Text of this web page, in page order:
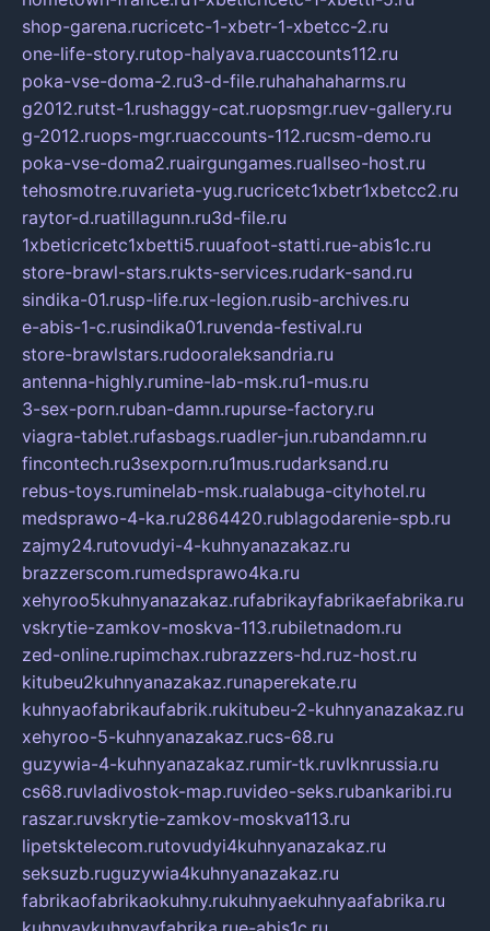
shop-garena.rucricetc-1-xbetr-1-xbetcc-2.ru
one-life-story.rutop-halyava.ruaccounts112.ru
poka-vse-doma-2.ru3-d-file.ruhahahaharms.ru
g2012.rutst-1.rushaggy-cat.ruopsmgr.ruev-gallery.ru
g-2012.ruops-mgr.ruaccounts-112.rucsm-demo.ru
poka-vse-doma2.ruairgungames.ruallseo-host.ru
tehosmotre.ruvarieta-yug.rucricetc1xbetr1xbetcc2.ru
raytor-d.ruatillagunn.ru3d-file.ru
1xbeticricetc1xbetti5.ruuafoot-statti.rue-abis1c.ru
store-brawl-stars.rukts-services.rudark-sand.ru
sindika-01.rusp-life.rux-legion.rusib-archives.ru
e-abis-1-c.rusindika01.ruvenda-festival.ru
store-brawlstars.rudooraleksandria.ru
antenna-highly.rumine-lab-msk.ru1-mus.ru
3-sex-porn.ruban-damn.rupurse-factory.ru
viagra-tablet.rufasbags.ruadler-jun.rubandamn.ru
fincontech.ru3sexporn.ru1mus.rudarksand.ru
rebus-toys.ruminelab-msk.rualabuga-cityhotel.ru
medsprawo-4-ka.ru2864420.rublagodarenie-spb.ru
zajmy24.rutovudyi-4-kuhnyanazakaz.ru
brazzerscom.rumedsprawo4ka.ru
xehyroo5kuhnyanazakaz.rufabrikayfabrikaefabrika.ru
vskrytie-zamkov-moskva-113.rubiletnadom.ru
zed-online.rupimchax.rubrazzers-hd.ruz-host.ru
kitubeu2kuhnyanazakaz.runaperekate.ru
kuhnyaofabrikaufabrik.rukitubeu-2-kuhnyanazakaz.ru
xehyroo-5-kuhnyanazakaz.rucs-68.ru
guzywia-4-kuhnyanazakaz.rumir-tk.ruvlknrussia.ru
cs68.ruvladivostok-map.ruvideo-seks.rubankaribi.ru
raszar.ruvskrytie-zamkov-moskva113.ru
lipetsktelecom.rutovudyi4kuhnyanazakaz.ru
seksuzb.ruguzywia4kuhnyanazakaz.ru
fabrikaofabrikaokuhny.rukuhnyaekuhnyaafabrika.ru